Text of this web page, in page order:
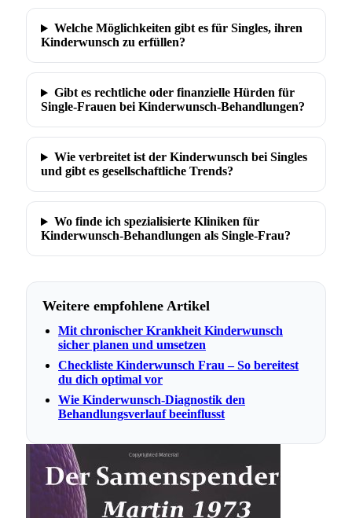
Welche Möglichkeiten gibt es für Singles, ihren
Kinderwunsch zu erfüllen?
Gibt es rechtliche oder finanzielle Hürden für
Single-Frauen bei Kinderwunsch-Behandlungen?
Wie verbreitet ist der Kinderwunsch bei Singles
und gibt es gesellschaftliche Trends?
Wo finde ich spezialisierte Kliniken für
Kinderwunsch-Behandlungen als Single-Frau?
Weitere empfohlene Artikel
Mit chronischer Krankheit Kinderwunsch
sicher planen und umsetzen
Checkliste Kinderwunsch Frau – So bereitest
du dich optimal vor
Wie Kinderwunsch-Diagnostik den
Behandlungsverlauf beeinflusst